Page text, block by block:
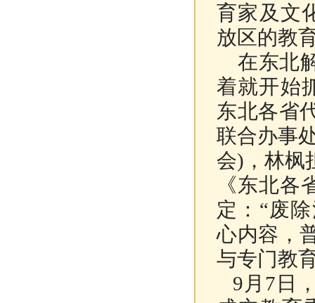
育家及文
放区的教
在东北
着就开始
东北各省
联合办事
会) ，林
《东北各
定：“废
心内容，
与专门教
9月7日